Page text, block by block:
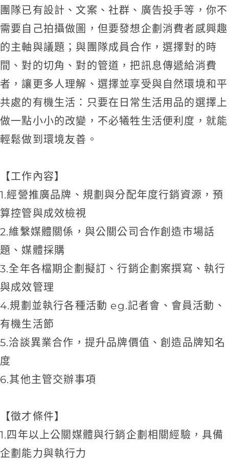
團隊已有設計、文案、社群、廣告投手等，你不
需要自己拍攝做圖，但要發想企劃消費者感興趣
的主軸與議題；與團隊成員合作，選擇對的時
間、對的切角、對的管道，把訊息傳遞給消費
者，讓更多人理解、選擇並享受與自然環境和平
共處的有機生活：只要在日常生活用品的選擇上
做一點小小的改變，不必犧牲生活便利度，就能
輕鬆做到環境友善。
【工作內容】
1.經營推廣品牌、規劃與分配年度行銷資源，預
算控管與成效檢視
2.維繫媒體關係，與公關公司合作創造市場話
題、媒體採購
3.全年各檔期企劃擬訂、行銷企劃案撰寫、執行
與成效管理
4.規劃並執行各種活動 eg.記者會、會員活動、
有機生活節
5.洽談異業合作，提升品牌價值、創造品牌知名
度
6.其他主管交辦事項
【徵才條件】
1.四年以上公關媒體與行銷企劃相關經驗，具備
企劃能力與執行力